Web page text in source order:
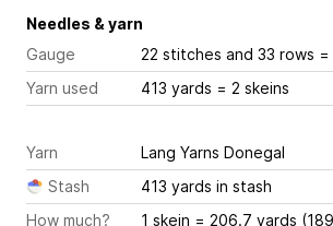
Needles & yarn
Gauge
22 stitches and 33 rows =
Yarn used
413 yards = 2 skeins
Yarn
Lang Yarns Donegal
Stash
413 yards in stash
How much?
1 skein = 206.7 yards